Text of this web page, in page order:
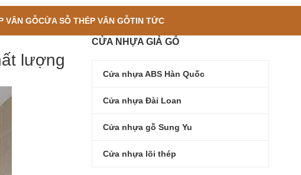
VÂN GỖCỬA SỖ THÉP VÂN GỖTIN TỨC
lượng
CỬA NHỰA GIẢ GỖ
Cửa nhựa ABS Hàn Quốc
Cửa nhựa Đài Loan
Cửa nhựa gỗ Sung Yu
Cửa nhựa lõi thép